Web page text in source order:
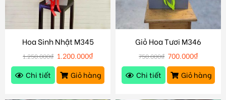
Hoa Sinh Nhật M345
1.250.000₫ 1.200.000₫
Chi tiết
Giỏ hàng
Giỏ Hoa Tươi M346
750.000₫ 700.000₫
Chi tiết
Giỏ hàng